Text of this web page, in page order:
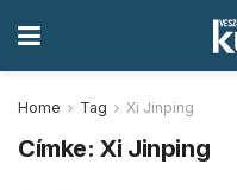
Home Tag Xi Jinping
Címke:Xi Jinping